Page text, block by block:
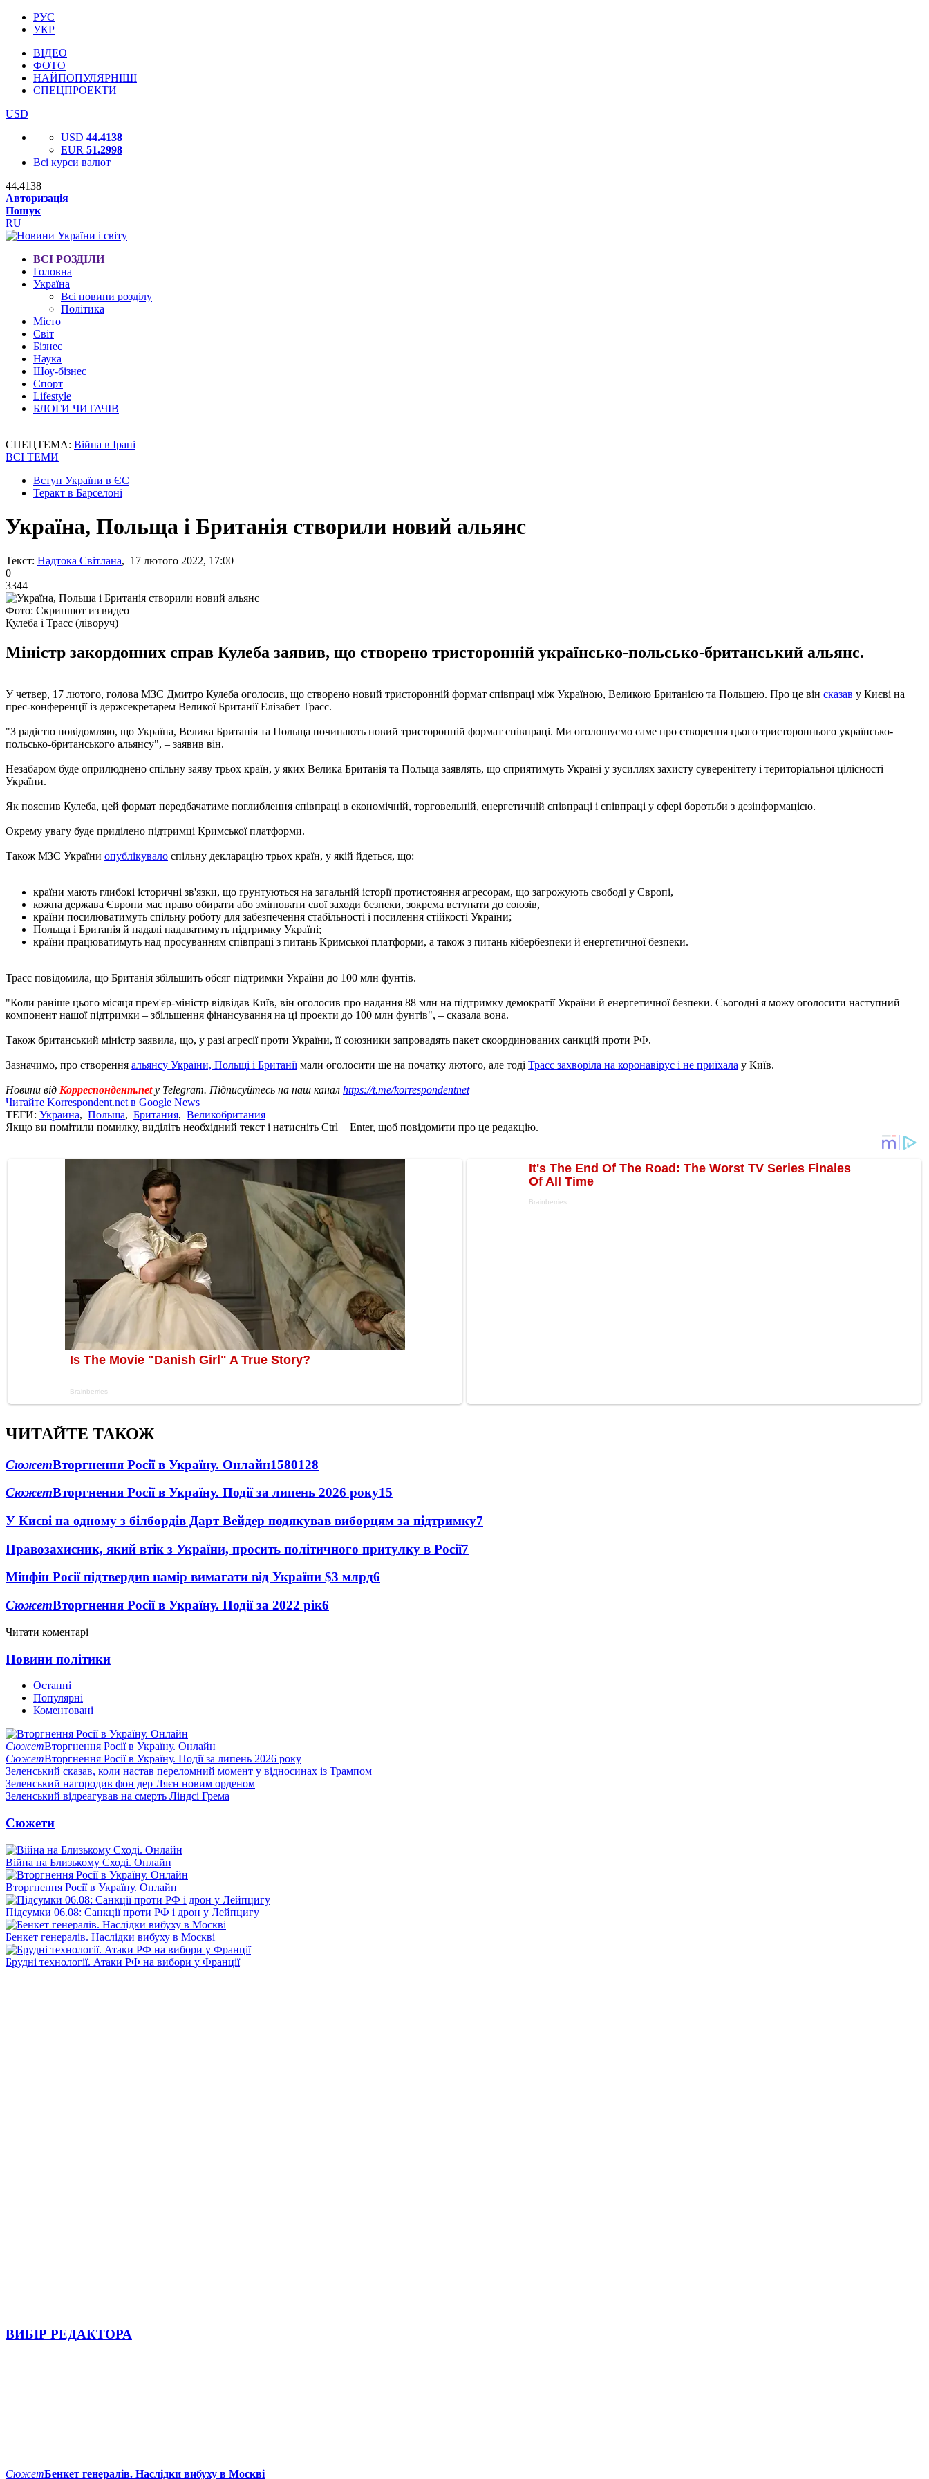
РУС
УКР
ВІДЕО
ФОТО
НАЙПОПУЛЯРНІШІ
СПЕЦПРОЕКТИ
USD
USD 44.4138
EUR 51.2998
Всі курси валют
44.4138
Авторизація
Пошук
RU
ВСІ РОЗДІЛИ
Головна
Україна
Всі новини розділу
Політика
Місто
Світ
Бізнес
Наука
Шоу-бізнес
Спорт
Lifestyle
БЛОГИ ЧИТАЧІВ
СПЕЦТЕМА: Війна в Ірані
ВСІ ТЕМИ
Вступ України в ЄС
Теракт в Барселоні
Україна, Польща і Британія створили новий альянс
Текст: Надтока Світлана, 17 лютого 2022, 17:00
0
3344
Фото: Скриншот из видео
Кулеба і Трасс (ліворуч)
Міністр закордонних справ Кулеба заявив, що створено тристоронній українсько-польсько-британський альянс.
У четвер, 17 лютого, голова МЗС Дмитро Кулеба оголосив, що створено новий тристоронній формат співпраці між Україною, Великою Британією та Польщею. Про це він сказав у Києві на
прес-конференції із держсекретарем Великої Британії Елізабет Трасс.
"З радістю повідомляю, що Україна, Велика Британія та Польща починають новий тристоронній формат співпраці. Ми оголошуємо саме про створення цього тристороннього українсько-
польсько-британського альянсу", – заявив він.
Незабаром буде оприлюднено спільну заяву трьох країн, у яких Велика Британія та Польща заявлять, що сприятимуть Україні у зусиллях захисту суверенітету і територіальної цілісності
України.
Як пояснив Кулеба, цей формат передбачатиме поглиблення співпраці в економічній, торговельній, енергетичній співпраці і співпраці у сфері боротьби з дезінформацією.
Окрему увагу буде приділено підтримці Кримської платформи.
Також МЗС України опублікувало спільну декларацію трьох країн, у якій йдеться, що:
країни мають глибокі історичні зв'язки, що ґрунтуються на загальній історії протистояння агресорам, що загрожують свободі у Європі,
кожна держава Європи має право обирати або змінювати свої заходи безпеки, зокрема вступати до союзів,
країни посилюватимуть спільну роботу для забезпечення стабільності і посилення стійкості України;
Польща і Британія й надалі надаватимуть підтримку Україні;
країни працюватимуть над просуванням співпраці з питань Кримської платформи, а також з питань кібербезпеки й енергетичної безпеки.
Трасс повідомила, що Британія збільшить обсяг підтримки України до 100 млн фунтів.
"Коли раніше цього місяця прем'єр-міністр відвідав Київ, він оголосив про надання 88 млн на підтримку демократії України й енергетичної безпеки. Сьогодні я можу оголосити наступний
компонент нашої підтримки – збільшення фінансування на ці проекти до 100 млн фунтів", – сказала вона.
Також британський міністр заявила, що, у разі агресії проти України, її союзники запровадять пакет скоординованих санкцій проти РФ.
Зазначимо, про створення альянсу України, Польщі і Британіїмали оголосити ще на початку лютого, але тоді Трасс захворіла на коронавірус і не приїхала у Київ.
Новини від Корреспондент.netу Telegram. Підписуйтесь на наш канал https://t.me/korrespondentnet
Читайте Korrespondent.net в Google News
ТЕГИ: Украина, Польша, Британия, Великобритания
Якщо ви помітили помилку, виділіть необхідний текст і натисніть Ctrl + Enter, щоб повідомити про це редакцію.
ЧИТАЙТЕ ТАКОЖ
СюжетВторгнення Росії в Україну. Онлайн1580128
СюжетВторгнення Росії в Україну. Події за липень 2026 року15
У Києві на одному з білбордів Дарт Вейдер подякував виборцям за підтримку7
Правозахисник, який втік з України, просить політичного притулку в Росії7
Мінфін Росії підтвердив намір вимагати від України $3 млрд6
СюжетВторгнення Росії в Україну. Події за 2022 рік6
Читати коментарі
Новини політики
Останні
Популярні
Коментовані
СюжетВторгнення Росії в Україну. Онлайн
СюжетВторгнення Росії в Україну. Події за липень 2026 року
Зеленський сказав, коли настав переломний момент у відносинах із Трампом
Зеленський нагородив фон дер Ляєн новим орденом
Зеленський відреагував на смерть Ліндсі Грема
Сюжети
Війна на Близькому Сході. Онлайн
Вторгнення Росії в Україну. Онлайн
Підсумки 06.08: Санкції проти РФ і дрон у Лейпцигу
Бенкет генералів. Наслідки вибуху в Москві
Брудні технології. Атаки РФ на вибори у Франції
ВИБІР РЕДАКТОРА
СюжетБенкет генералів. Наслідки вибуху в Москві